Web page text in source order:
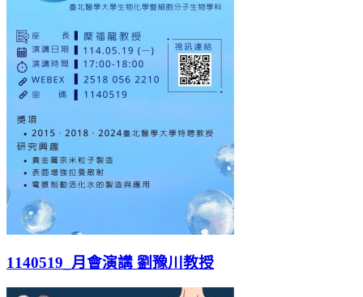
1140519_月會演講 劉豫川教授